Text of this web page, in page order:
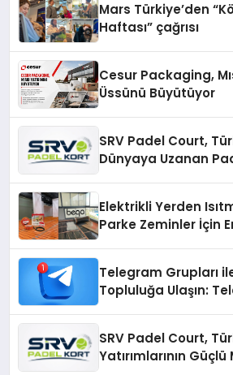
Mars Türkiye’den
Haftası” çağrısı
Cesur Packaging,
Üssünü Büyütüyor
SRV Padel Court,
Dünyaya Uzanan
Elektrikli Yerden
Parke Zeminler İçin
Telegram Grupları
Topluluğa Ulaşın:
SRV Padel Court,
Yatırımlarının